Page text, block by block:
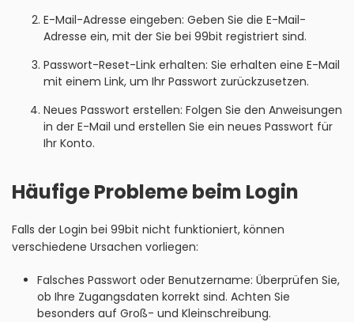
E-Mail-Adresse eingeben: Geben Sie die E-Mail-
Adresse ein, mit der Sie bei 99bit registriert sind.
Passwort-Reset-Link erhalten: Sie erhalten eine E-Mail
mit einem Link, um Ihr Passwort zurückzusetzen.
Neues Passwort erstellen: Folgen Sie den Anweisungen
in der E-Mail und erstellen Sie ein neues Passwort für
Ihr Konto.
Häufige Probleme beim Login
Falls der Login bei 99bit nicht funktioniert, können
verschiedene Ursachen vorliegen:
Falsches Passwort oder Benutzername: Überprüfen Sie,
ob Ihre Zugangsdaten korrekt sind. Achten Sie
besonders auf Groß- und Kleinschreibung.